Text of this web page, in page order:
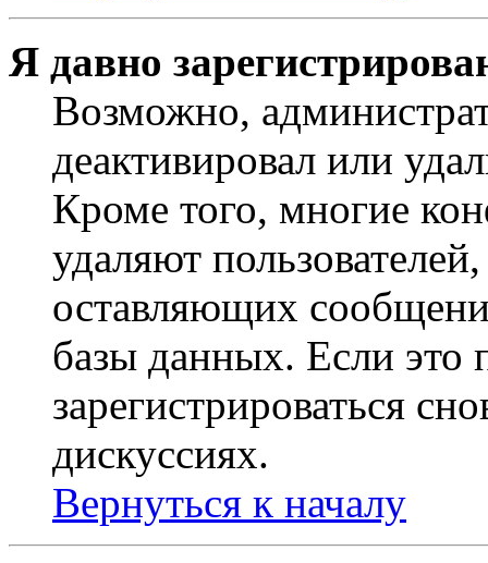
Я давно
Возможно,
деактивировал или
Кроме того, многие
удаляют
оставляющих
базы данных. Если это
зарегистрироваться
дискуссиях.
Вернуться к началу